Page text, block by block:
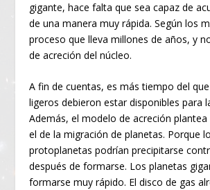
gigante, hace falta que sea capaz de
de una manera muy rápida. Según los
proceso que lleva millones de años, y
de acreción del núcleo.
A fin de cuentas, es más tiempo del
ligeros debieron estar disponibles para
Además, el modelo de acreción
el de la migración de planetas. Porque
protoplanetas podrían precipitarse
después de formarse. Los planetas
formarse muy rápido. El disco de gas